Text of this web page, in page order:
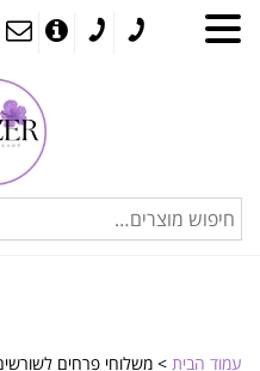
עמוד הבית > משלוחי פרחים